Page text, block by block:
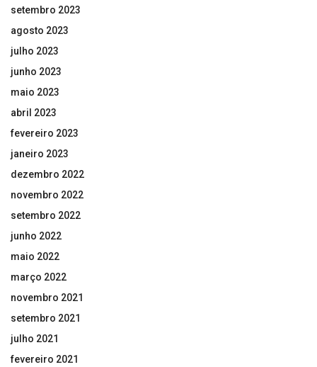
setembro 2023
agosto 2023
julho 2023
junho 2023
maio 2023
abril 2023
fevereiro 2023
janeiro 2023
dezembro 2022
novembro 2022
setembro 2022
junho 2022
maio 2022
março 2022
novembro 2021
setembro 2021
julho 2021
fevereiro 2021